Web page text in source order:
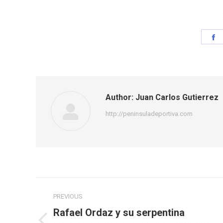
Author: Juan Carlos Gutierrez
http://peninsuladeportiva.com
navigation
PREVIOUS
Rafael Ordaz y su serpentina